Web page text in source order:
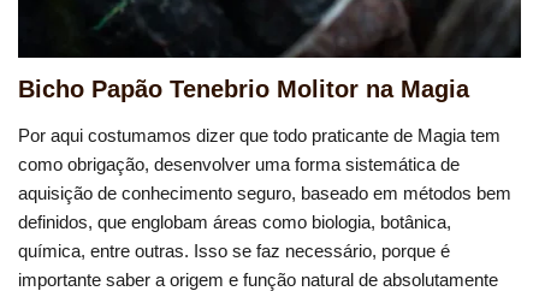
Bicho Papão Tenebrio Molitor na Magia
Por aqui costumamos dizer que todo praticante de Magia tem
como obrigação, desenvolver uma forma sistemática de
aquisição de conhecimento seguro, baseado em métodos bem
definidos, que englobam áreas como biologia, botânica,
química, entre outras. Isso se faz necessário, porque é
importante saber a origem e função natural de absolutamente